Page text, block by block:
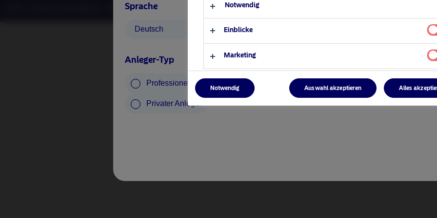
Sprache
Deutsch
Anleger-Typ
Professioneller Anleger
Privater Anleger
©2026 – Nordea Asset Management – alle Rechte vorbehalten Notwendig
Einblicke
Marketing
Notwendig Auswahl akzeptieren Alles